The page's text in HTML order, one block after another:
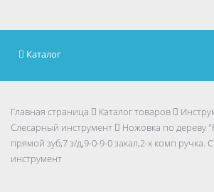
Каталог
Главная страница Каталог товаров
Слесарный инструмент
Ножовка по дереву
прямой зуб,7 з/д,9-0-9-0 закал,2-х комп
инструмент